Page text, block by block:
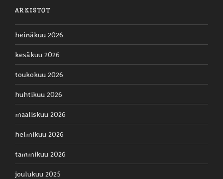
ARKISTOT
heinäkuu 2026
kesäkuu 2026
toukokuu 2026
huhtikuu 2026
maaliskuu 2026
helmikuu 2026
tammikuu 2026
joulukuu 2025